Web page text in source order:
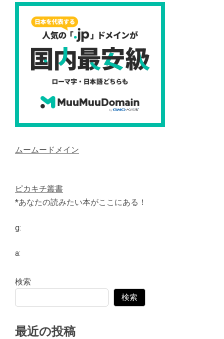
ムームードメイン
ピカキチ叢書
*あなたの読みたい本がここにある！
g:
a:
検索
検索
最近の投稿